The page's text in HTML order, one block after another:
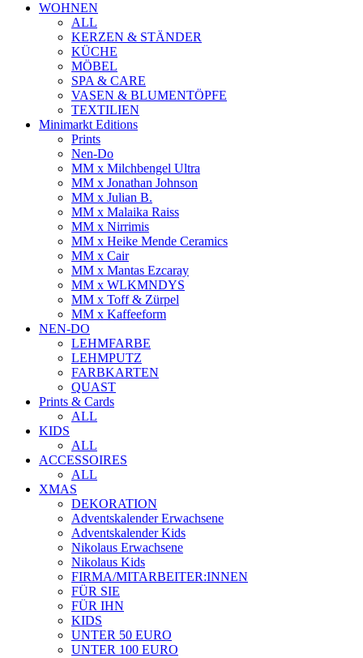
WOHNEN
ALL
KERZEN & STÄNDER
KÜCHE
MÖBEL
SPA & CARE
VASEN & BLUMENTÖPFE
TEXTILIEN
Minimarkt Editions
Prints
Nen-Do
MM x Milchbengel Ultra
MM x Jonathan Johnson
MM x Julian B.
MM x Malaika Raiss
MM x Nirrimis
MM x Heike Mende Ceramics
MM x Cair
MM x Mantas Ezcaray
MM x WLKMNDYS
MM x Toff & Zürpel
MM x Kaffeeform
NEN-DO
LEHMFARBE
LEHMPUTZ
FARBKARTEN
QUAST
Prints & Cards
ALL
KIDS
ALL
ACCESSOIRES
ALL
XMAS
DEKORATION
Adventskalender Erwachsene
Adventskalender Kids
Nikolaus Erwachsene
Nikolaus Kids
FIRMA/MITARBEITER:INNEN
FÜR SIE
FÜR IHN
KIDS
UNTER 50 EURO
UNTER 100 EURO